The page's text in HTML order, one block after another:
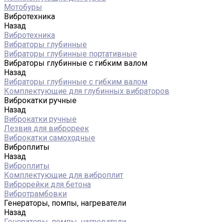
Мотобуры
Вибротехника
Назад
Вибротехника
Вибраторы глубинные
Вибраторы глубинные портативные
Вибраторы глубинные с гибким валом
Назад
Вибраторы глубинные с гибким валом
Комплектующие для глубинных вибраторов
Виброкатки ручные
Назад
Виброкатки ручные
Лезвия для виброреек
Виброкатки самоходные
Виброплиты
Назад
Виброплиты
Комплектующие для виброплит
Виброрейки для бетона
Вибротрамбовки
Генераторы, помпы, нагреватели
Назад